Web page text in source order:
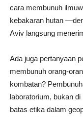
cara membunuh
kebakaran hutan
Aviv langsung
Ada juga pertanyaan
membunuh orang-
kombatan?
laboratorium, bukan
batas etika dalam